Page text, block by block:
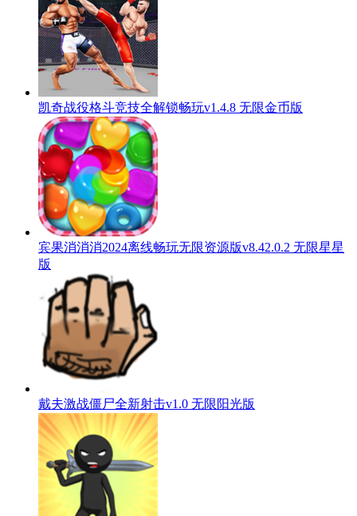
凯奇战役格斗竞技全解锁畅玩v1.4.8 无限金币版
宾果消消消2024离线畅玩无限资源版v8.42.0.2 无限星星
版
戴夫激战僵尸全新射击v1.0 无限阳光版